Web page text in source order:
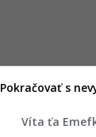
Víta ťa
Pokračovať s